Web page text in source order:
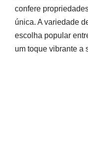
confere
única. A variedade
escolha popular
um toque vibrante a